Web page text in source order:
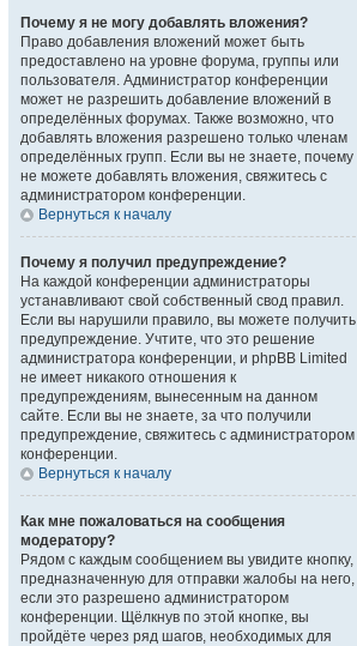
Почему я не могу добавлять вложения?
Право добавления вложений может быть
предоставлено на уровне форума, группы или
пользователя. Администратор конференции
может не разрешить добавление вложений в
определённых форумах. Также возможно, что
добавлять вложения разрешено только членам
определённых групп. Если вы не знаете, почему
не можете добавлять вложения, свяжитесь с
администратором конференции.
Вернуться к началу
Почему я получил предупреждение?
На каждой конференции администраторы
устанавливают свой собственный свод правил.
Если вы нарушили правило, вы можете получить
предупреждение. Учтите, что это решение
администратора конференции, и phpBB Limited
не имеет никакого отношения к
предупреждениям, вынесенным на данном
сайте. Если вы не знаете, за что получили
предупреждение, свяжитесь с администратором
конференции.
Вернуться к началу
Как мне пожаловаться на сообщения
модератору?
Рядом с каждым сообщением вы увидите кнопку,
предназначенную для отправки жалобы на него,
если это разрешено администратором
конференции. Щёлкнув по этой кнопке, вы
пройдёте через ряд шагов, необходимых для